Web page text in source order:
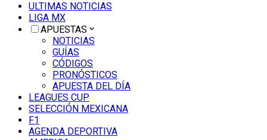
ULTIMAS NOTICIAS
LIGA MX
APUESTAS
NOTICIAS
GUÍAS
CÓDIGOS
PRONÓSTICOS
APUESTA DEL DÍA
LEAGUES CUP
SELECCIÓN MEXICANA
F1
AGENDA DEPORTIVA